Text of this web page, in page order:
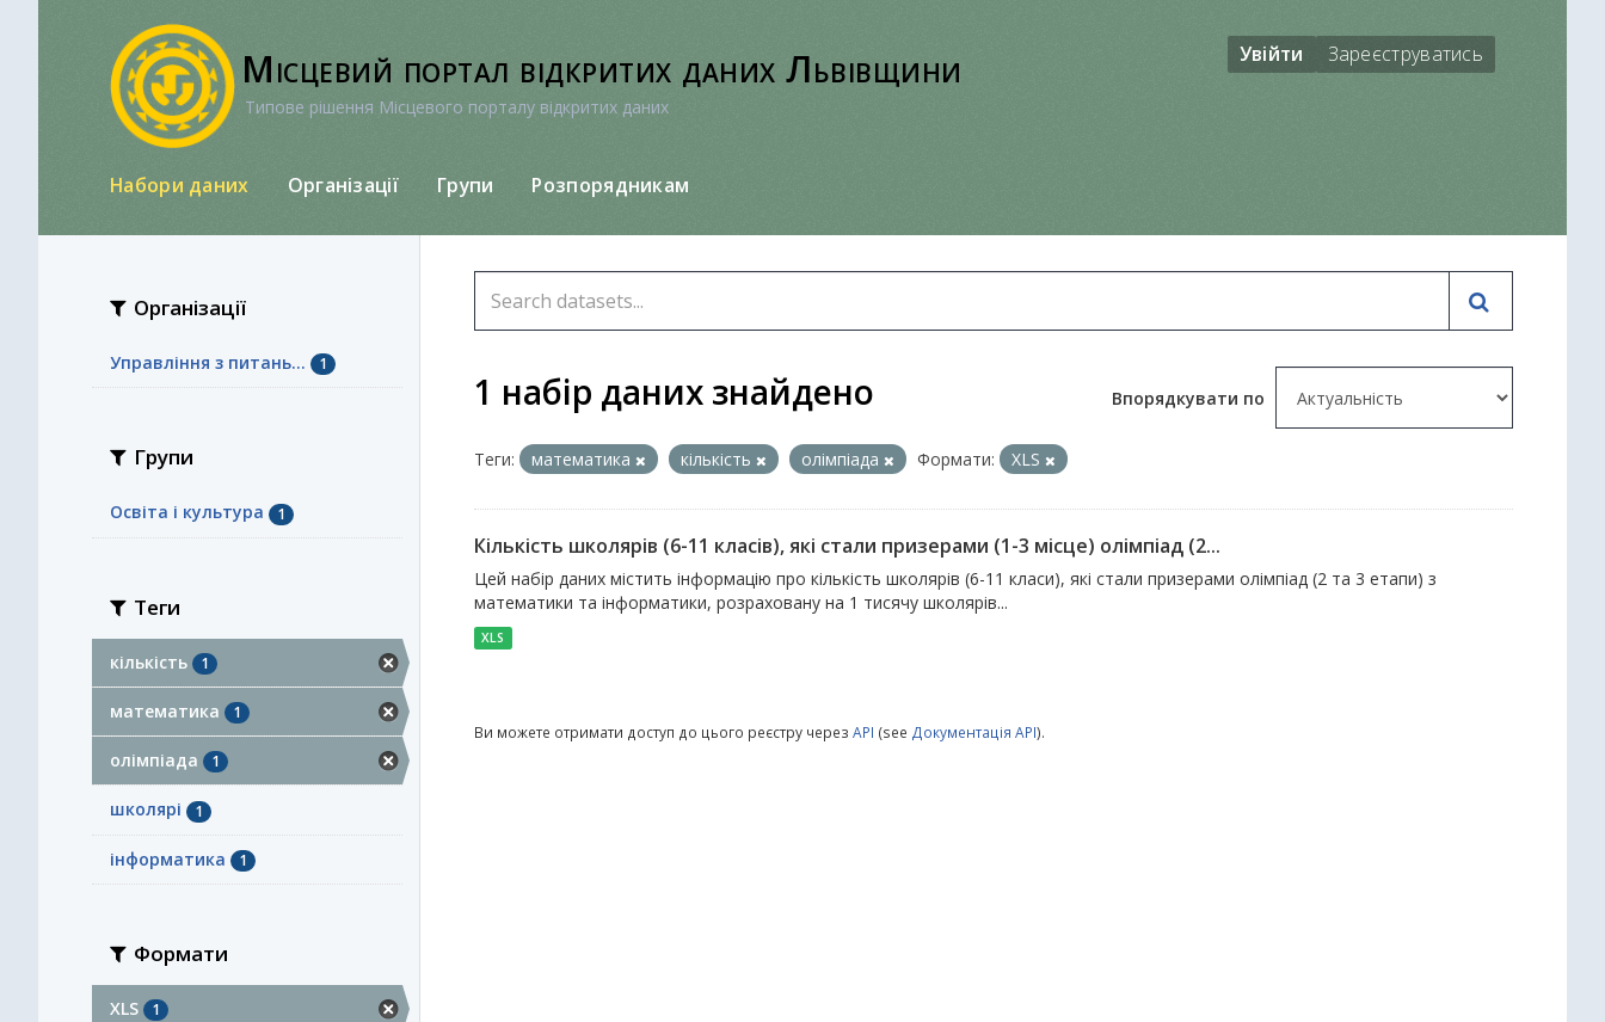
Місцевий портал відкритих даних Львівщини
Типове рішення Місцевого порталу відкритих даних
Увійти Зареєструватись
Набори даних Організації Групи Розпорядникам
Організації
Управління з питань... 1
Групи
Освіта і культура 1
Теги
кількість 1
математика 1
олімпіада 1
школярі 1
інформатика 1
Формати
XLS 1
Впорядкувати по
1 набір даних знайдено
Теги: математика кількість олімпіада Формати: XLS
Кількість школярів (6-11 класів), які стали призерами (1-3 місце) олімпіад (2...
Цей набір даних містить інформацію про кількість школярів (6-11 класи), які стали призерами олімпіад (2 та 3 етапи) з
математики та інформатики, розраховану на 1 тисячу школярів...
XLS
Ви можете отримати доступ до цього реєстру через API (see Документація API).